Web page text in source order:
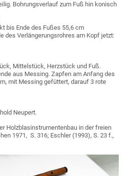
Bohrungsverlauf zum Fuß hin konisch
bis Ende des Fußes 55,6 cm
des Verlängerungsrohres am Kopf jetzt:
Mittelstück, Herzstück und Fuß.
aus Messing. Zapfen am Anfang des
mit Messing gefüttert, darauf 3 rote
Neupert.
Holzblasinstrumentenbau in der freien
1971, S. 316; Eschler (1993), S. 23 f.,